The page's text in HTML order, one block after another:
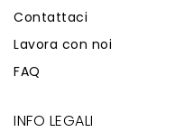
Contattaci
Lavora con noi
FAQ
INFO LEGALI